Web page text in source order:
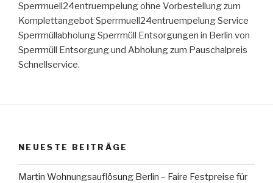
Sperrmuell24entruempelung ohne Vorbestellung zum
Komplettangebot Sperrmuell24entruempelung Service
Sperrmüllabholung Sperrmüll Entsorgungen in Berlin von
Sperrmüll Entsorgung und Abholung zum Pauschalpreis
Schnellservice.
NEUESTE BEITRÄGE
Martin Wohnungsauflösung Berlin – Faire Festpreise für